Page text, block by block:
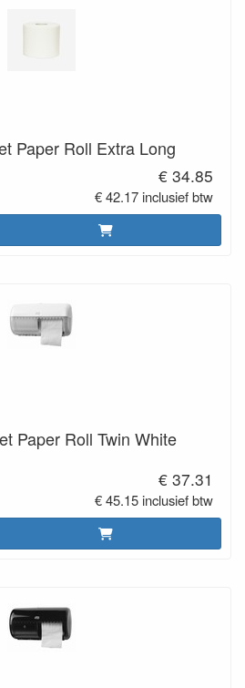
Paper Roll Extra Long
€ 34.85
€ 42.17 inclusief btw
Paper Roll Twin White
€ 37.31
€ 45.15 inclusief btw